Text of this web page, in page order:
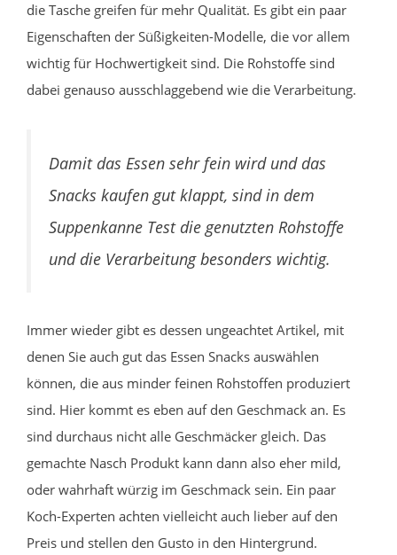
die Tasche greifen für mehr Qualität. Es gibt ein paar
Eigenschaften der Süßigkeiten-Modelle, die vor allem
wichtig für Hochwertigkeit sind. Die Rohstoffe sind
dabei genauso ausschlaggebend wie die Verarbeitung.
Damit das Essen sehr fein wird und das
Snacks kaufen gut klappt, sind in dem
Suppenkanne Test die genutzten Rohstoffe
und die Verarbeitung besonders wichtig.
Immer wieder gibt es dessen ungeachtet Artikel, mit
denen Sie auch gut das Essen Snacks auswählen
können, die aus minder feinen Rohstoffen produziert
sind. Hier kommt es eben auf den Geschmack an. Es
sind durchaus nicht alle Geschmäcker gleich. Das
gemachte Nasch Produkt kann dann also eher mild,
oder wahrhaft würzig im Geschmack sein. Ein paar
Koch-Experten achten vielleicht auch lieber auf den
Preis und stellen den Gusto in den Hintergrund.